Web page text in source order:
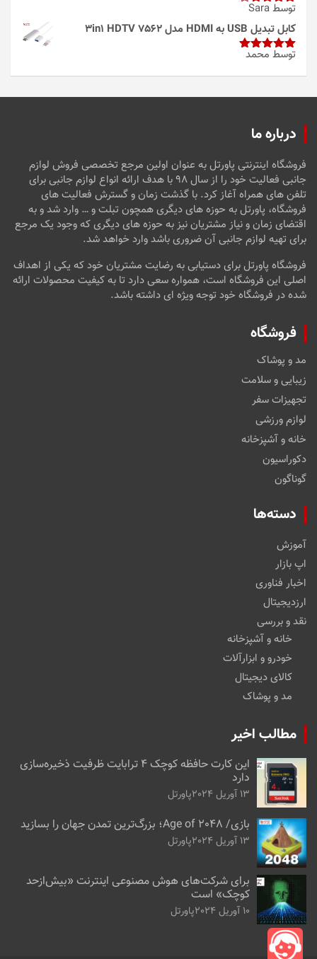
امتیاز4
از 5
توسط Sara
کابل تبدیل USB به HDMI مدل 3in1 HDTV 7562
امتیاز5از
توسط محمد
درباره ما
فروشگاه اینترنتی پاورتل به عنوان اولین مرجع تخصصی فروش لوازم
جانبی فعالیت خود را از سال ۹۸ با هدف ارائه انواع لوازم جانبی برای
تلفن های همراه آغاز کرد. با گذشت زمان و گسترش فعالیت های
فروشگاه، پاورتل به حوزه های دیگری همچون تبلت و … وارد شد و به
اقتضای زمان و نیاز مشتریان نیز به حوزه های دیگری که وجود یک مرجع
برای تهیه لوازم جانبی آن ضروری باشد وارد خواهد شد.
فروشگاه پاورتل برای دستیابی به رضایت مشتریان خود که یکی از اهداف
اصلی این فروشگاه است، همواره سعی دارد تا به کیفیت محصولات ارائه
شده در فروشگاه خود توجه ویژه ای داشته باشد.
فروشگاه
مد و پوشاک
زیبایی و سلامت
تجهیزات سفر
لوازم ورزشی
خانه و آشپزخانه
دکوراسیون
گوناگون
دسته‌ها
آموزش
اپ بازار
اخبار فناوری
ارزدیجیتال
نقد و بررسی
خانه و آشپزخانه
خودرو و ابزارآلات
کالای دیجیتال
مد و پوشاک
مطالب اخیر
این کارت حافظه کوچک ۴ ترابایت ظرفیت ذخیره‌سازی
دارد
13 آوریل 2024 پاورتل
بازی/ Age of 2048؛ بزرگ‌ترین تمدن جهان را بسازید
13 آوریل 2024 پاورتل
برای شرکت‌های هوش مصنوعی اینترنت «بیش‌از‌حد
کوچک» است
10 آوریل 2024 پاورتل